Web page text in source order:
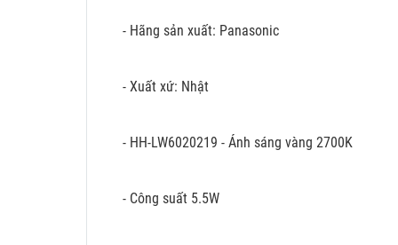
- Hãng sản xuất: Panasonic
- Xuất xứ: Nhật
- HH-LW6020219 - Ánh sáng vàng 2700K
- Công suất 5.5W